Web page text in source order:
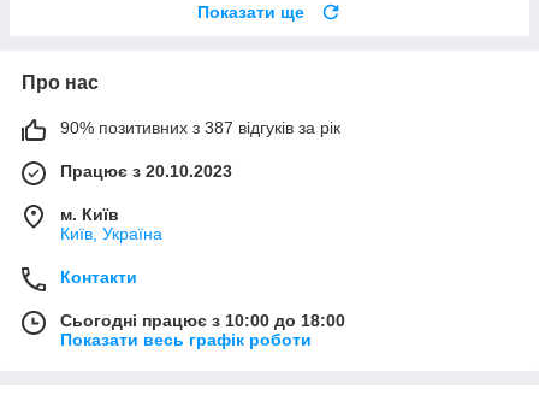
Показати ще
Про нас
90% позитивних з 387 відгуків за рік
Працює з 20.10.2023
м. Київ
Київ, Україна
Контакти
Сьогодні працює з 10:00 до 18:00
Показати весь графік роботи